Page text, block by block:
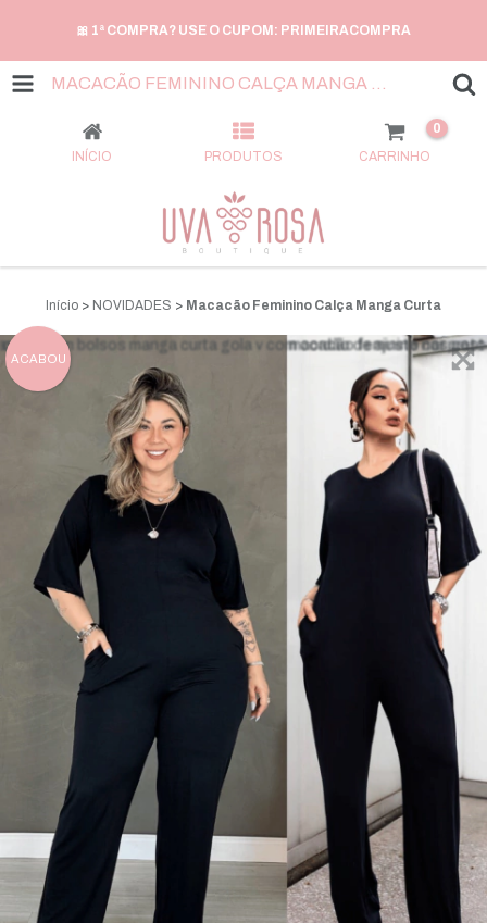
🎀 1ª COMPRA? USE O CUPOM: PRIMEIRACOMPRA
INÍCIO PRODUTOS CARRINHO
0
Início > NOVIDADES > Macacão Feminino Calça Manga Curta
ACABOU